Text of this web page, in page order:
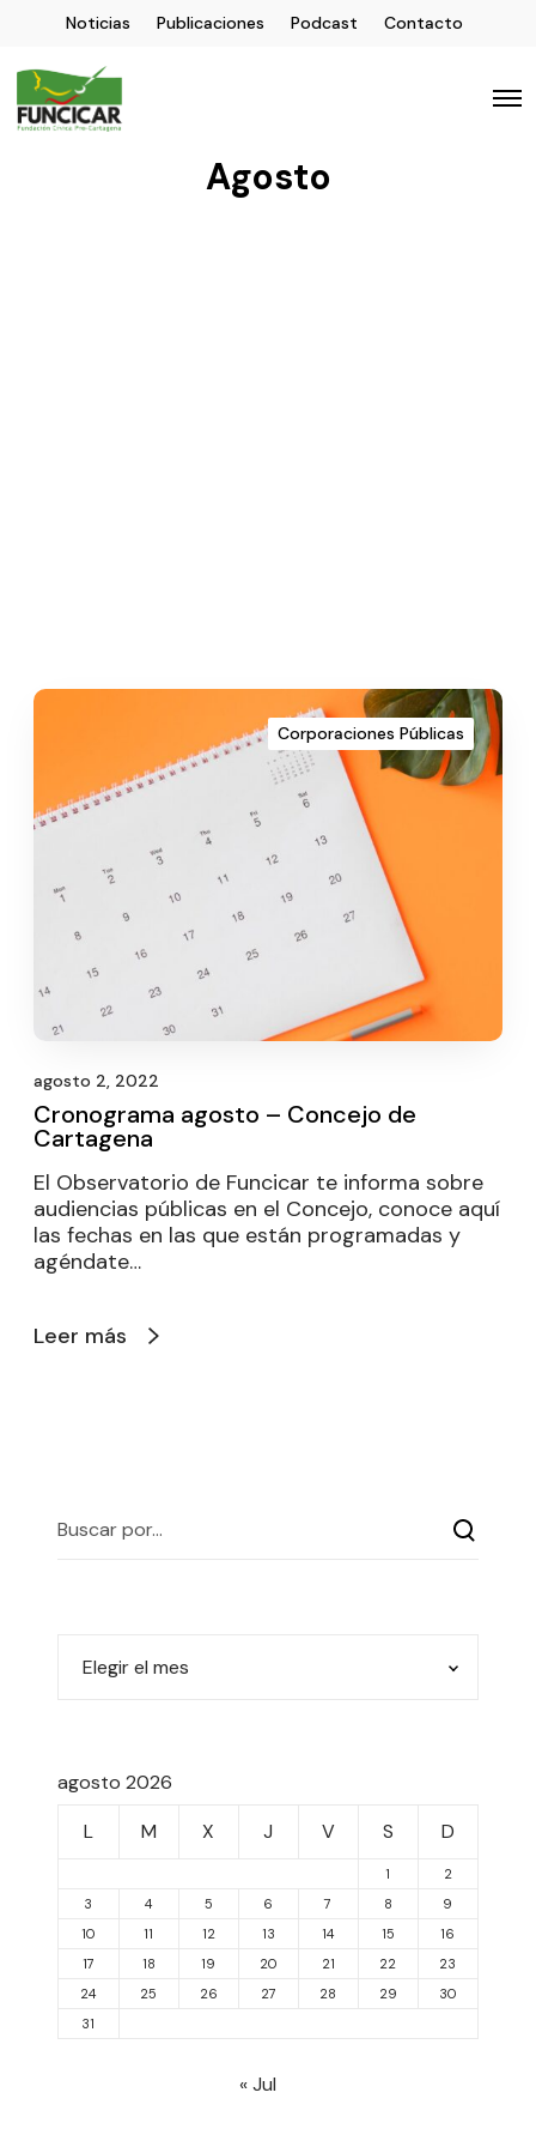
Noticias Publicaciones Podcast Contacto
Agosto
Corporaciones Públicas
agosto 2, 2022
Cronograma agosto – Concejo de
Cartagena
El Observatorio de Funcicar te informa sobre
audiencias públicas en el Concejo, conoce aquí
las fechas en las que están programadas y
agéndate…
Leer más
agosto 2026
L
M X J V S D
1
2
3
4 5 6 7 8
9
10
11 12 13 14 15
16
17
18 19 20 21 22
23
24
25 26 27 28 29
30
31
« Jul